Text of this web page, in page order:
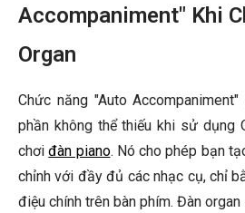
Accompaniment" Khi
Organ
Chức năng "Auto
phần không thể thiếu khi sử dụng
chơiđàn piano. Nó cho phép bạn
chỉnh với đầy đủ các nhạc cụ, chỉ
điệu chính trên bàn phím. Đàn